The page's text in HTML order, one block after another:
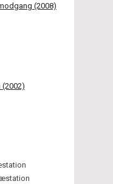
(2008)